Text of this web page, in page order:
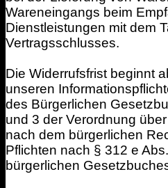
Wareneingangs beim
Dienstleistungen mit dem
Vertragsschlusses.
Die Widerrufsfrist beginnt
unseren
des Bürgerlichen
und 3 der Verordnung
nach dem bürgerlichen
Pflichten nach § 312 e
bürgerlichen